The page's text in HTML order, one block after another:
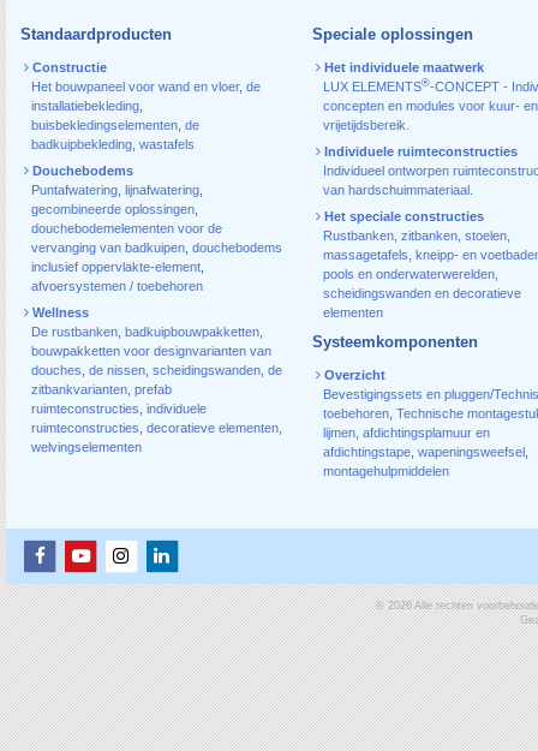
Standaardproducten
Constructie
Het bouwpaneel voor wand en vloer, de
installatiebekleding
buisbekledingselementen de
badkuipbekleding wastafels
Douchebodems
Puntafwatering lijnafwatering
gecombineerde oplossingen
douchebodemelementen voor de
vervanging van badkuipen douchebodems
inclusief oppervlakte-element
afvoersystemen / toebehoren
Wellness
De rustbanken badkuipbouwpakketten
bouwpakketten voor designvarianten van
douches de nissen scheidingswanden de
zitbankvarianten prefab
ruimteconstructies individuele
ruimteconstructies decoratieve elementen
welvingselementen
Speciale oplossingen
Het individuele maatwerk
LUX ELEMENTS®-CONCEPT -
concepten en modules voor kuur- en
vrijetijdsbereik.
Individuele ruimteconstructies
Individueel ontworpen
van hardschuimmateriaal.
Het speciale constructies
Rustbanken, zitbanken, stoelen,
massagetafels, kneipp- en
pools en onderwaterwerelden,
scheidingswanden en decoratieve
elementen
Systeemkomponenten
Overzicht
Bevestigingssets en pluggen/
toebehoren, Technische
lijmen, afdichtingsplamuur en
afdichtingstape, wapeningsweefsel,
montagehulpmiddelen
© 2026 Alle rechten